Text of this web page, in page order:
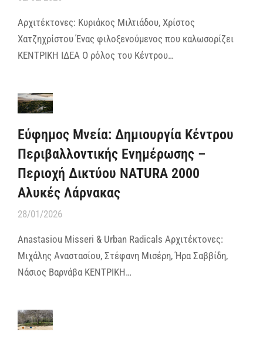
Αρχιτέκτονες: Κυριάκος Μιλτιάδου, Χρίστος
Χατζηχρίστου Ένας φιλοξενούμενος που καλωσορίζει
ΚΕΝΤΡΙΚΗ ΙΔΕΑ Ο ρόλος του Κέντρου…
Εύφημος Μνεία: Δημιουργία Κέντρου
Περιβαλλοντικής Ενημέρωσης –
Περιοχή Δικτύου NATURA 2000
Αλυκές Λάρνακας
28/01/2026
Anastasiou Misseri & Urban Radicals Aρχιτέκτονες:
Μιχάλης Αναστασίου, Στέφανη Μισέρη, Ήρα Σαββίδη,
Νάσιος Βαρνάβα ΚΕΝΤΡΙΚΗ…